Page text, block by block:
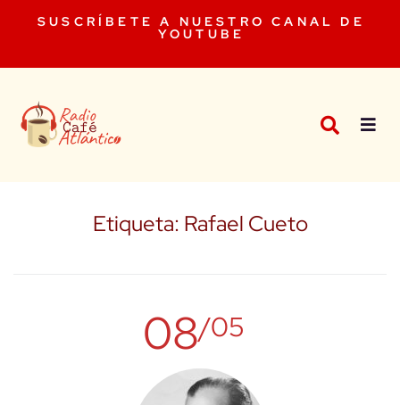
SUSCRÍBETE A NUESTRO CANAL DE
YOUTUBE
Etiqueta: Rafael Cueto
08/05